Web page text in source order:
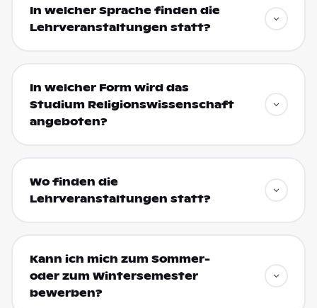
In welcher Sprache finden die
Lehrveranstaltungen statt?
In welcher Form wird das
Studium Religionswissenschaft
angeboten?
Wo finden die
Lehrveranstaltungen statt?
Kann ich mich zum Sommer-
oder zum Wintersemester
bewerben?